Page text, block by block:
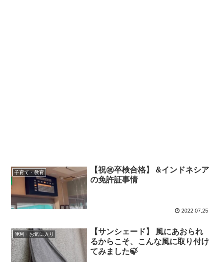
子育て・教育
【祝㊗️卒検合格】 &インドネシア
の免許証事情
2022.07.25
便利・お気に入り
【サンシェード】 風にあおられ
るからこそ、こんな風に取り付け
てみました🍃